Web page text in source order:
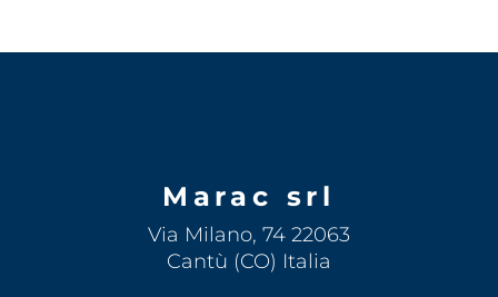
Marac srl
Via Milano, 74 22063
Cantù (CO) Italia